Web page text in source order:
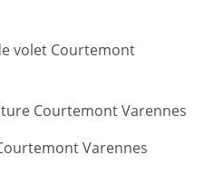
volet Courtemont
Courtemont Varennes
Varennes